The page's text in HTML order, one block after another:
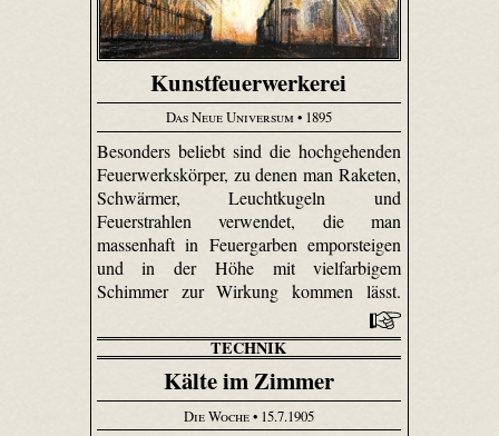
Kunstfeuerwerkerei
Das Neue Universum • 1895
Besonders beliebt sind die hochgehenden
Feuerwerkskörper, zu denen man Raketen,
Schwärmer, Leuchtkugeln und
Feuerstrahlen verwendet, die man
massenhaft in Feuergarben emporsteigen
und in der Höhe mit vielfarbigem
Schimmer zur Wirkung kommen lässt.
TECHNIK
Kälte im Zimmer
Die Woche• 15.7.1905